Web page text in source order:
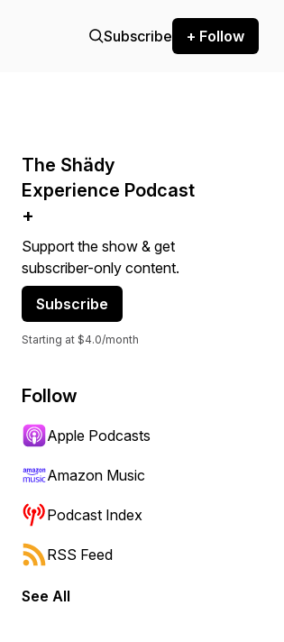
Subscribe + Follow
forward or backward.
The Shädy
Experience Podcast
+
Support the show & get
subscriber-only content.
Subscribe
Starting at $4.0/month
Follow
Apple Podcasts
Amazon Music
Podcast Index
RSS Feed
See All